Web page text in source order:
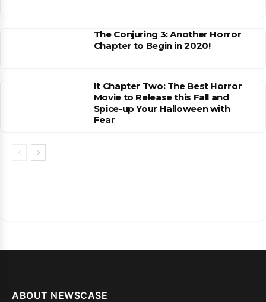
The Conjuring 3: Another Horror
Chapter to Begin in 2020!
It Chapter Two: The Best Horror
Movie to Release this Fall and
Spice-up Your Halloween with
Fear
ABOUT NEWSCASE